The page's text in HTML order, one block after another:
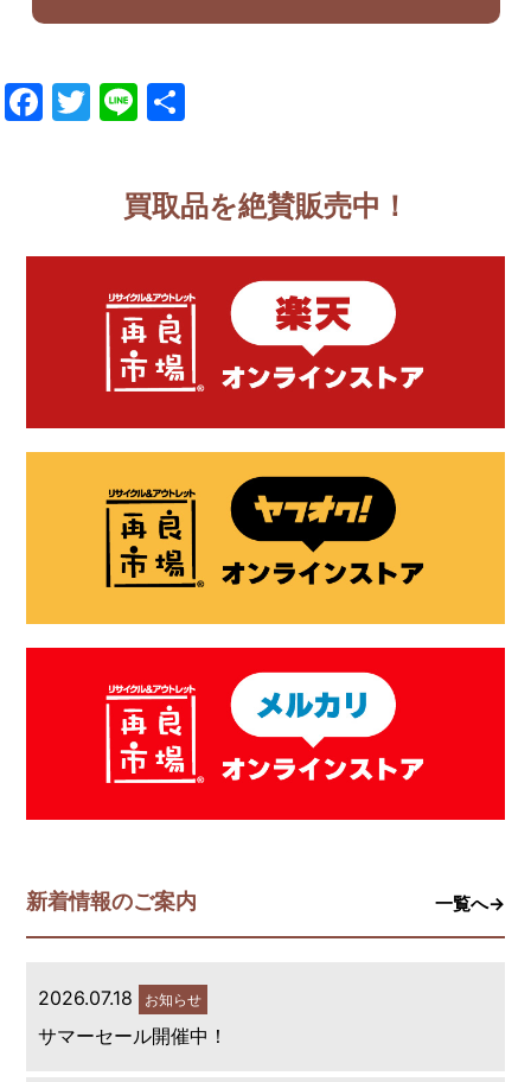
Facebook
Twitter
Line
買取品を絶賛販売中！
新着情報のご案内 一覧へ→
2026.07.18 お知らせ
サマーセール開催中！